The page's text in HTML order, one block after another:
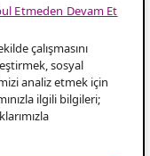
edin
çalışmasını
sosyal
analiz etmek için
ilgili bilgileri;
Etmeden Devam Et